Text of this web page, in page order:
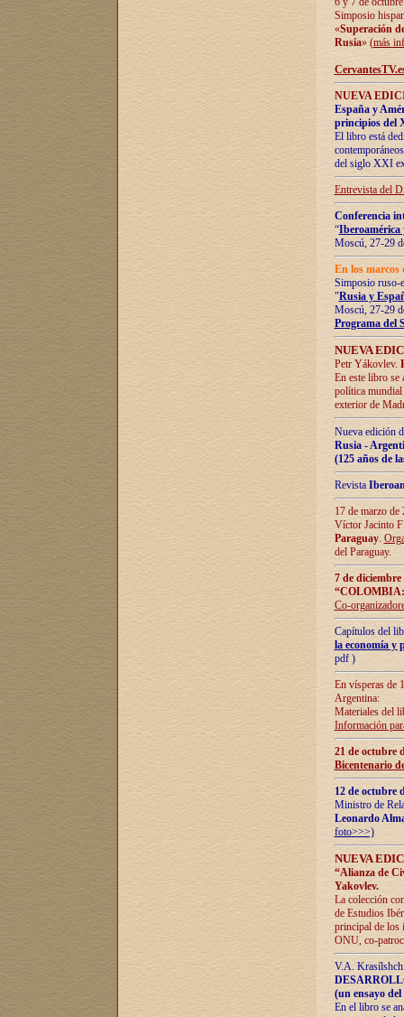
Simposio
«Superación
Rusia» (más
NUEVA
España y
principios del
El libro está
del siglo XXI
Entrevista del
Conferencia
“Iberoamérica
Moscú, 27-29
En los marcos
Simposio ruso-
"Rusia y
Moscú, 27-29
Programa del
NUEVA
Petr Yákovlev.
En este libro se
política mundial
exterior de
Nueva edición
Rusia -
(125 años de
Revista
17 de marzo
Víctor Jacinto
Paraguay.
del Paraguay.
7 de
Co-
Capítulos del
la economía y
pdf )
En vísperas de
Argentina:
Materiales del
Información
21 de octubre
Bicentenario
12 de octubre
Ministro de
Leonardo
foto>>>)
NUEVA
“Alianza de
Yakovlev.
La colección
de Estudios
principal de los
ONU, co-
V.A.
(un ensayo
En el libro se